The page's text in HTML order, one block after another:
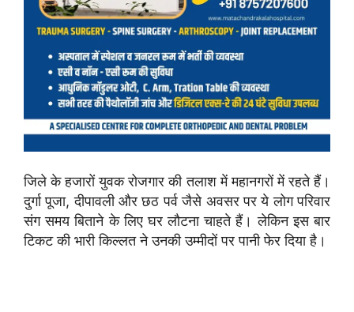
जिले के हजारों युवक रोजगार की तलाश में महानगरों में रहते हैं।
दुर्गा पूजा, दीपावली और छठ पर्व जैसे अवसर पर ये लोग परिवार
संग समय बिताने के लिए घर लौटना चाहते हैं। लेकिन इस बार
टिकट की भारी किल्लत ने उनकी उम्मीदों पर पानी फेर दिया है।